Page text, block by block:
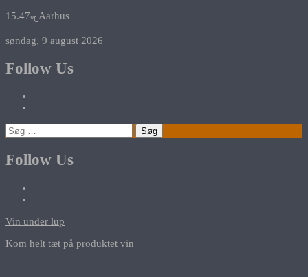
15.47℃Aarhus
søndag, 9 august 2026
Follow Us
Søg
efter:
Follow Us
Vin under lup
Kom helt tæt på produktet vin